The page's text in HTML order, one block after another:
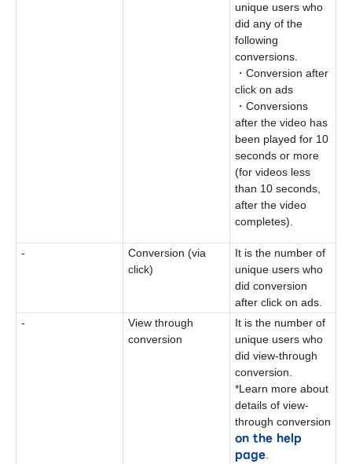
unique users who
did any of the
following
conversions.
・Conversion after
click on ads
・Conversions
after the video has
been played for 10
seconds or more
(for videos less
than 10 seconds,
after the video
completes).
-
Conversion (via
click)
It is the number of
unique users who
did conversion
after click on ads.
-
View through
conversion
It is the number of
unique users who
did view-through
conversion.
*Learn more about
details of view-
through conversion
on the help
page.